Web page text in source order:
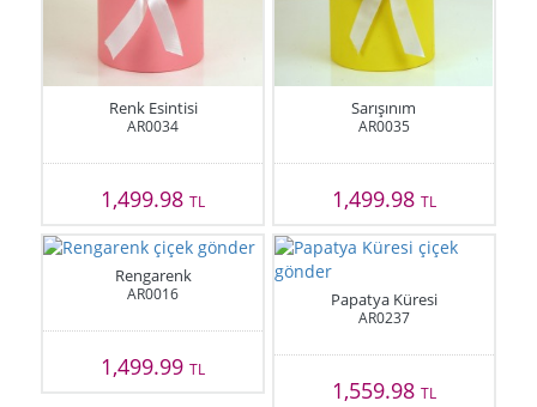
Renk Esintisi
AR0034
1,499.98TL
Sarışınım
AR0035
1,499.98 TL
Rengarenk
AR0016
1,499.99TL
Papatya Küresi
AR0237
1,559.98 TL